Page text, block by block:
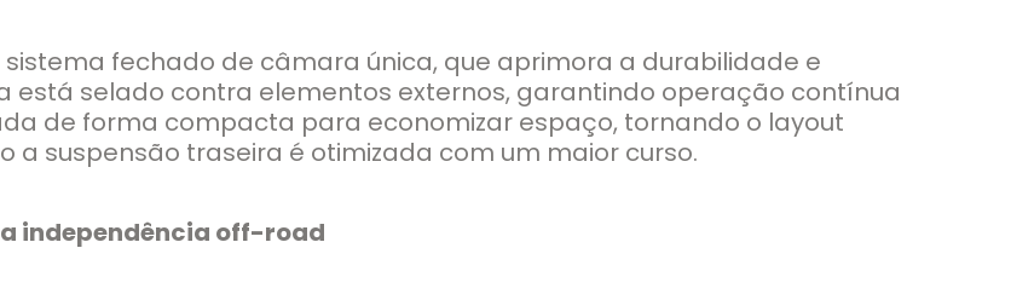
sistema fechado de câmara única, que aprimora a durabilidade e
está selado contra elementos externos, garantindo operação contínua
de forma compacta para economizar espaço, tornando o layout
a suspensão traseira é otimizada com um maior curso.
independência off-road